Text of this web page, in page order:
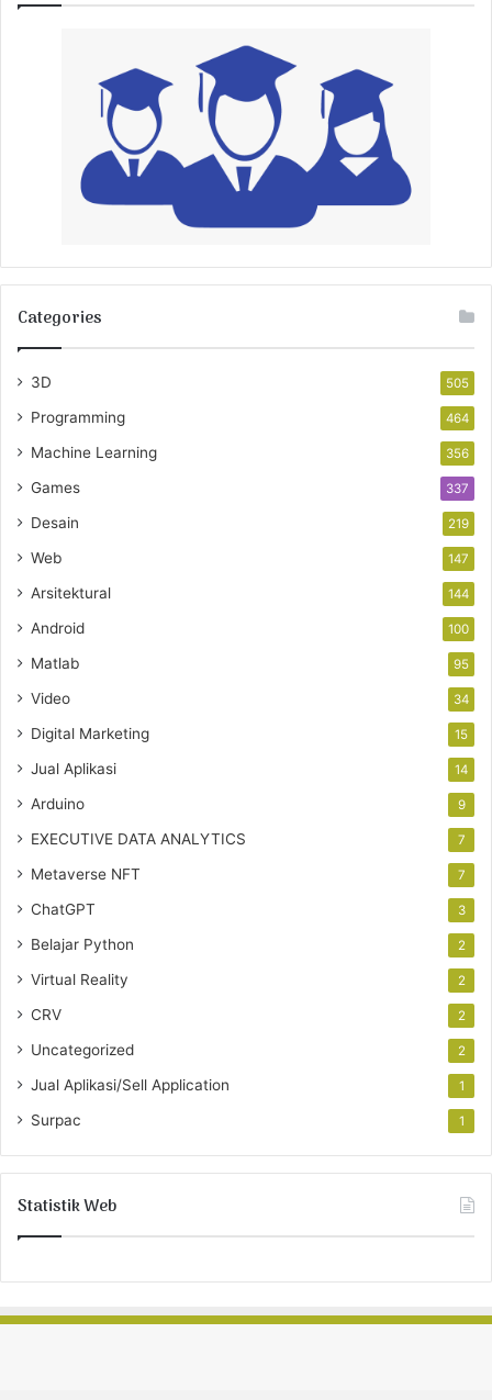
Categories
3D 505
Programming 464
Machine Learning 356
Games 337
Desain 219
Web 147
Arsitektural 144
Android 100
Matlab 95
Video 34
Digital Marketing 15
Jual Aplikasi 14
Arduino 9
EXECUTIVE DATA ANALYTICS 7
Metaverse NFT 7
ChatGPT 3
Belajar Python 2
Virtual Reality 2
CRV 2
Uncategorized 2
Jual Aplikasi/Sell Application 1
Surpac 1
Statistik Web